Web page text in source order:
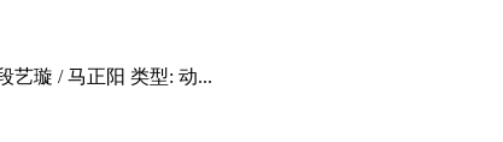
艺璇 / 马正阳 类型: 动...